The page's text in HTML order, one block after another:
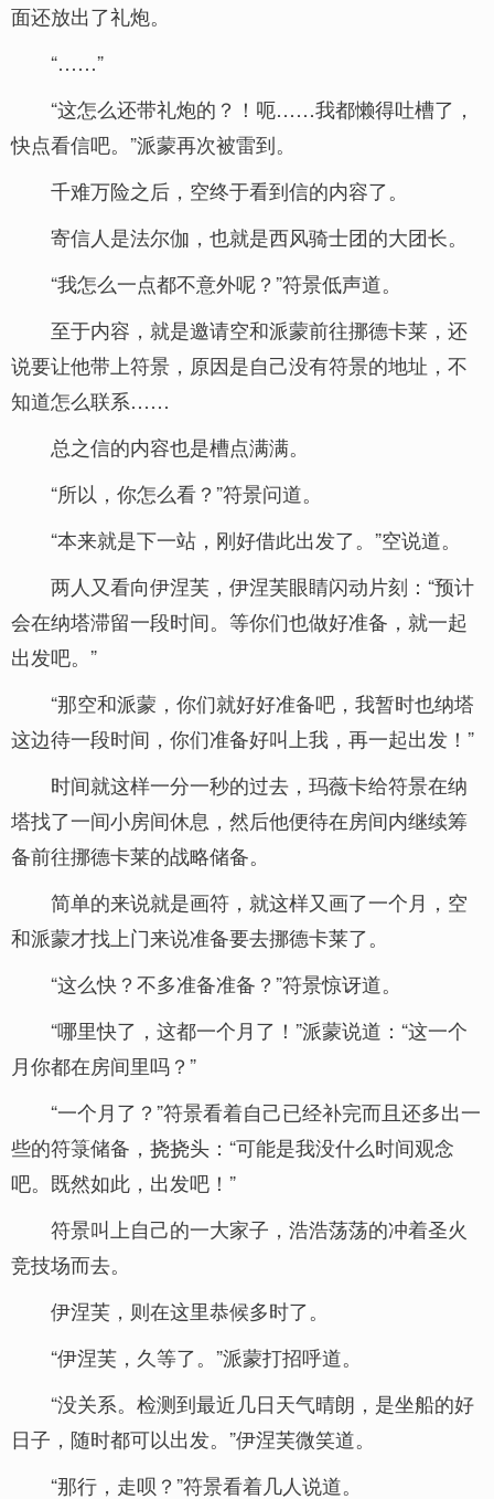
面还放出了礼炮。
“……”
“这怎么还带礼炮的？！呃……我都懒得吐槽了，
快点看信吧。”派蒙再次被雷到。
千难万险之后，空终于看到信的内容了。
寄信人是法尔伽，也就是西风骑士团的大团长。
“我怎么一点都不意外呢？”符景低声道。
至于内容，就是邀请空和派蒙前往挪德卡莱，还
说要让他带上符景，原因是自己没有符景的地址，不
知道怎么联系……
总之信的内容也是槽点满满。
“所以，你怎么看？”符景问道。
“本来就是下一站，刚好借此出发了。”空说道。
两人又看向伊涅芙，伊涅芙眼睛闪动片刻：“预计
会在纳塔滞留一段时间。等你们也做好准备，就一起
出发吧。”
“那空和派蒙，你们就好好准备吧，我暂时也纳塔
这边待一段时间，你们准备好叫上我，再一起出发！”
时间就这样一分一秒的过去，玛薇卡给符景在纳
塔找了一间小房间休息，然后他便待在房间内继续筹
备前往挪德卡莱的战略储备。
简单的来说就是画符，就这样又画了一个月，空
和派蒙才找上门来说准备要去挪德卡莱了。
“这么快？不多准备准备？”符景惊讶道。
“哪里快了，这都一个月了！”派蒙说道：“这一个
月你都在房间里吗？”
“一个月了？”符景看着自己已经补完而且还多出一
些的符箓储备，挠挠头：“可能是我没什么时间观念
吧。既然如此，出发吧！”
符景叫上自己的一大家子，浩浩荡荡的冲着圣火
竞技场而去。
伊涅芙，则在这里恭候多时了。
“伊涅芙，久等了。”派蒙打招呼道。
“没关系。检测到最近几日天气晴朗，是坐船的好
日子，随时都可以出发。”伊涅芙微笑道。
“那行，走呗？”符景看着几人说道。